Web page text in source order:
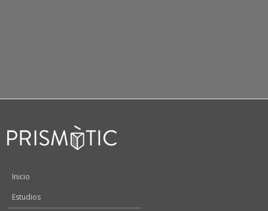
Peu
Inicio
Estudios